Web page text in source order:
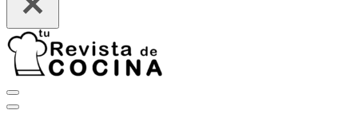
Menú
de
Menú